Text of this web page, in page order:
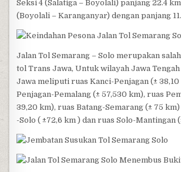
Seksi 4 (Salatiga – Boyolali) panjang 22.4
(Boyolali – Karanganyar) dengan panjang
Jalan Tol Semarang – Solo merupakan
tol Trans Jawa, Untuk wilayah Jawa
Jawa meliputi ruas Kanci-Penjagan (± 38,10
Penjagan-Pemalang (± 57,530 km), ruas
39,20 km), ruas Batang-Semarang (± 75 km)
-Solo ( ±72,6 km ) dan ruas Solo-Mantingan